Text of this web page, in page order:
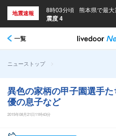
地震速報 8時03分頃 熊本県で最
震度 4
一覧
ニューストップ >
異色の家柄の甲子園選手
優の息子など
2015年08月21日11時43分